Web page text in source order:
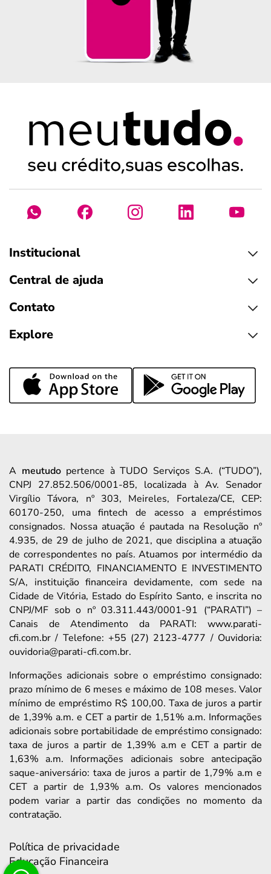
Institucional
Central de ajuda
Contato
Explore
A meutudopertence à TUDO Serviços S.A. (“TUDO”),
CNPJ 27.852.506/0001-85, localizada à Av. Senador
Virgílio Távora, nº 303, Meireles, Fortaleza/CE, CEP:
60170-250, uma fintech de acesso a empréstimos
consignados. Nossa atuação é pautada na Resolução nº
4.935, de 29 de julho de 2021, que disciplina a atuação
de correspondentes no país. Atuamos por intermédio da
PARATI CRÉDITO, FINANCIAMENTO E INVESTIMENTO
S/A, instituição financeira devidamente, com sede na
Cidade de Vitória, Estado do Espírito Santo, e inscrita no
CNPJ/MF sob o nº 03.311.443/0001-91 (“PARATI”) –
Canais de Atendimento da PARATI: www.parati-
cfi.com.br / Telefone: +55 (27) 2123-4777 / Ouvidoria:
ouvidoria@parati-cfi.com.br.
Informações adicionais sobre o empréstimo consignado:
prazo mínimo de 6 meses e máximo de 108 meses. Valor
mínimo de empréstimo R$ 100,00. Taxa de juros a partir
de 1,39% a.m. e CET a partir de 1,51% a.m. Informações
adicionais sobre portabilidade de empréstimo consignado:
taxa de juros a partir de 1,39% a.m e CET a partir de
1,63% a.m. Informações adicionais sobre antecipação
saque-aniversário: taxa de juros a partir de 1,79% a.m e
CET a partir de 1,93% a.m. Os valores mencionados
podem variar a partir das condições no momento da
contratação.
Política de privacidade
Educação Financeira